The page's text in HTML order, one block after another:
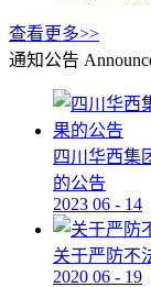
查看更多>>
通知公告
四川华西集
的公告
2023 06 - 14
关于严防不
2020 06 - 19